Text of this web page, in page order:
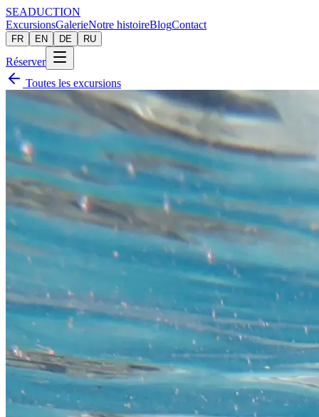
SEADUCTION
ExcursionsGalerieNotre histoireBlogContact
FR EN DE RU
Réserver
Toutes les excursions